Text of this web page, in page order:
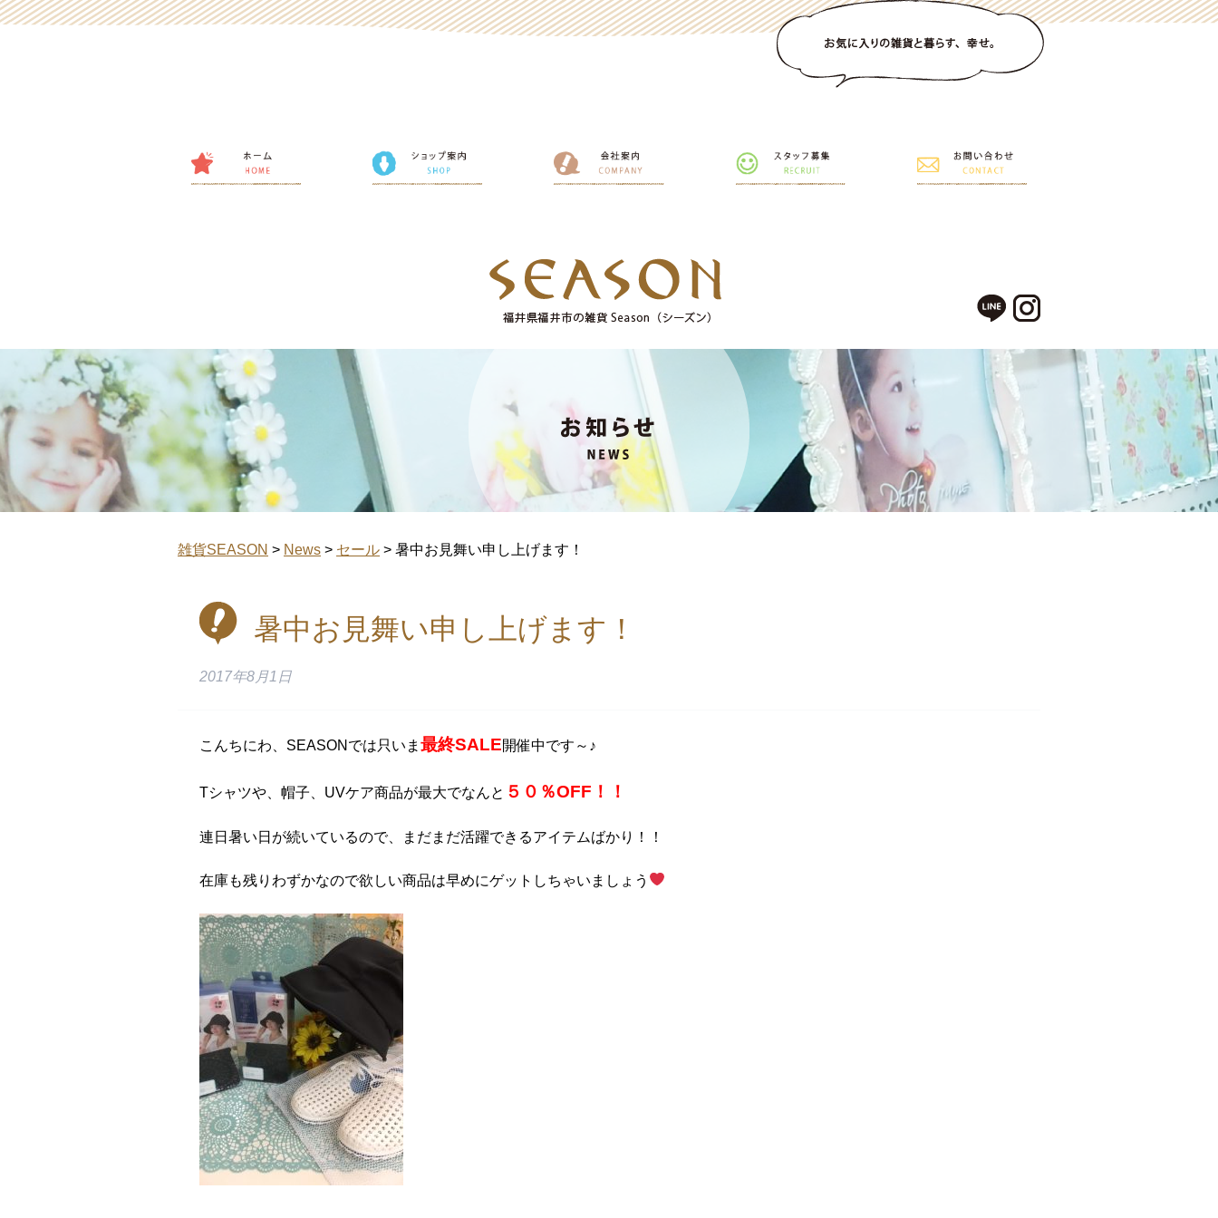
雑貨SEASON > News > セール > 暑中お見舞い申し上げます！
暑中お見舞い申し上げます！
2017年8月1日
こんちにわ、SEASONでは只いま 最終SALE開催中です～♪
Tシャツや、帽子、UVケア商品が最大でなんと ５０％OFF！！
連日暑い日が続いているので、まだまだ活躍できるアイテムばかり！！
在庫も残りわずかなので欲しい商品は早めにゲットしちゃいましょう